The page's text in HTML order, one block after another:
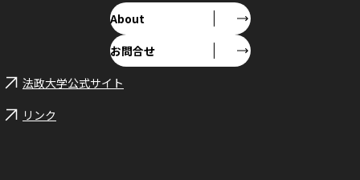
About
お問合せ
法政大学公式サイト
リンク